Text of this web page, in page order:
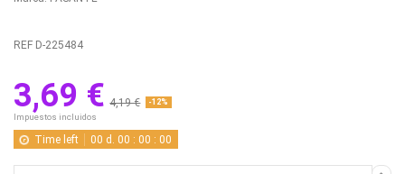
REF D-225484
3,69 € 4,19 € -12%
Impuestos incluidos
Time left 00 d. 00 :00 :00